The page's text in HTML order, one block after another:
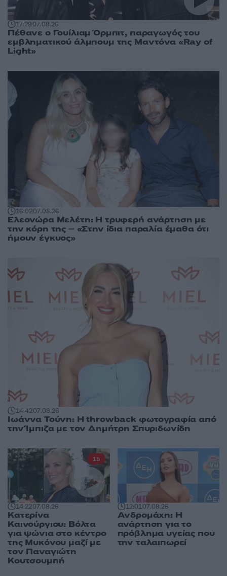
17:2907.08.26
Πέθανε ο Γουίλιαμ Όρμπιτ, παραγωγός του
εμβληματικού άλμπουμ της Μαντόνα «Ray of
Light»
16:0207.08.26
Ελεονώρα Μελέτη: Η τρυφερή ανάρτηση με
την κόρη της – «Στην ίδια παραλία έμαθα ότι
ήμουν έγκυος»
14:4207.08.26
Ιωάννα Τούνη: Η throwback φωτογραφία από
την Ίμπιζα με τον Δημήτρη Σπυριδωνίδη
14:2207.08.26
Κατερίνα
Καινούργιου: Βόλτα
για ψώνια στο κέντρο
της Μυκόνου μαζί με
τον Παναγιώτη
Κουτσουμπή
15
12:0107.08.26
Ανδρομάχη: Η
ανάρτηση για το
πρόβλημα υγείας που
την ταλαιπωρεί